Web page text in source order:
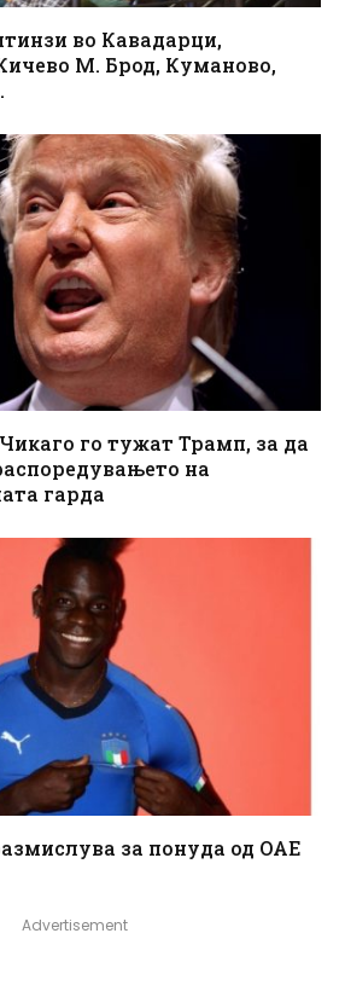
во Кавадарци,
М. Брод, Куманово,
го тужат Трамп, за да
на
гарда
за понуда од ОАЕ
Advertisement